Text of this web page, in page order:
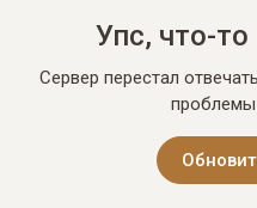
Упс, что-
Сервер перестал